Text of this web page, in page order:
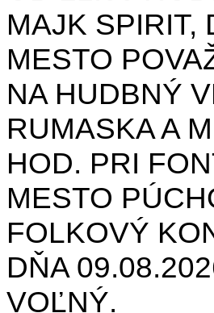
MAJK SPIRIT,
MESTO
NA HUDBNÝ
RUMASKA A
HOD. PRI
MESTO
FOLKOVÝ
DŇA
VOĽNÝ.